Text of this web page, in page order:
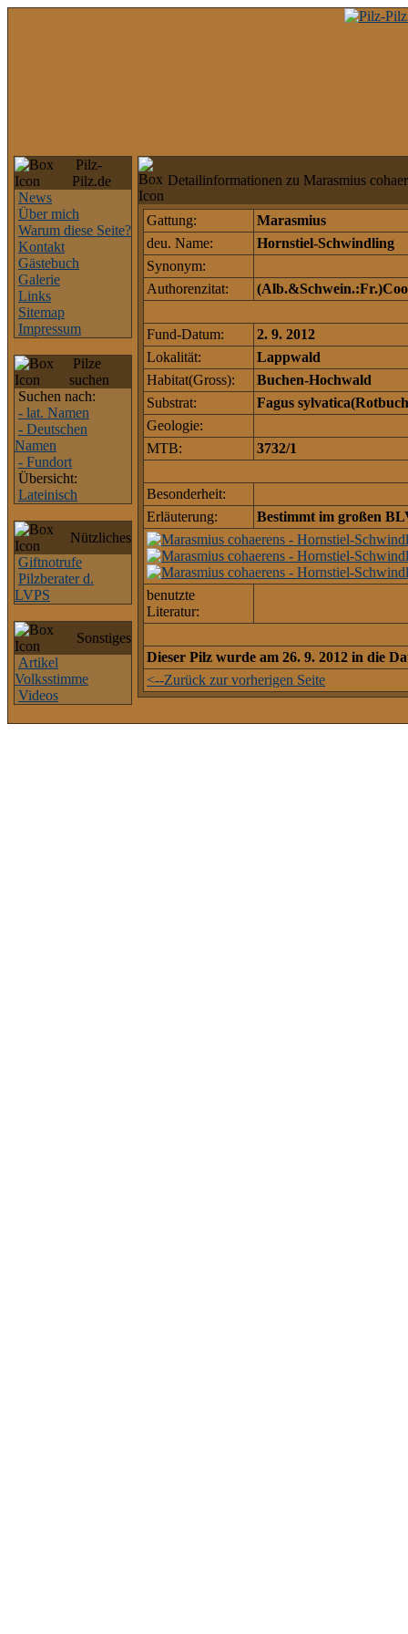
Pilz-
Pilz.de
News
Über mich
Warum diese Seite?
Kontakt
Gästebuch
Galerie
Links
Sitemap
Impressum
Pilze
suchen
Suchen nach:
- lat. Namen
- Deutschen
Namen
- Fundort
Übersicht:
Lateinisch
Nützliches
Giftnotrufe
Pilzberater d.
LVPS
Sonstiges
Artikel
Volksstimme
Videos
Detailinformationen zu Marasmius
Gattung:
Marasmius
deu. Name:
Hornstiel-Schwindling
Synonym:
Authorenzitat:
Fund-Datum:
2. 9. 2012
Lokalität:
Lappwald
Habitat(Gross):
Buchen-Hochwald
Substrat:
Fagus
Geologie:
MTB:
3732/1
Besonderheit:
Erläuterung:
Bestimmt im großen
benutzte
Literatur:
Dieser Pilz wurde am 26. 9. 2012 in die
<--Zurück zur vorherigen Seite